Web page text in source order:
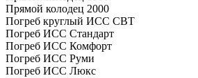
Прямой колодец 2000
Погреб круглый ИСС СВТ
Погреб ИСС Стандарт
Погреб ИСС Комфорт
Погреб ИСС Руми
Погреб ИСС Люкс